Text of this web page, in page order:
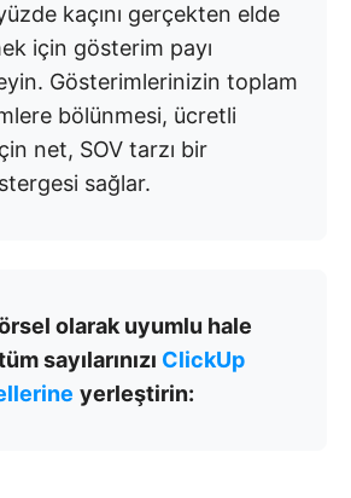
kaçını gerçekten elde
için gösterim payı
Gösterimlerinizin toplam
bölünmesi, ücretli
net, SOV tarzı bir
sağlar.
olarak uyumlu hale
sayılarınızı ClickUp
yerleştirin: